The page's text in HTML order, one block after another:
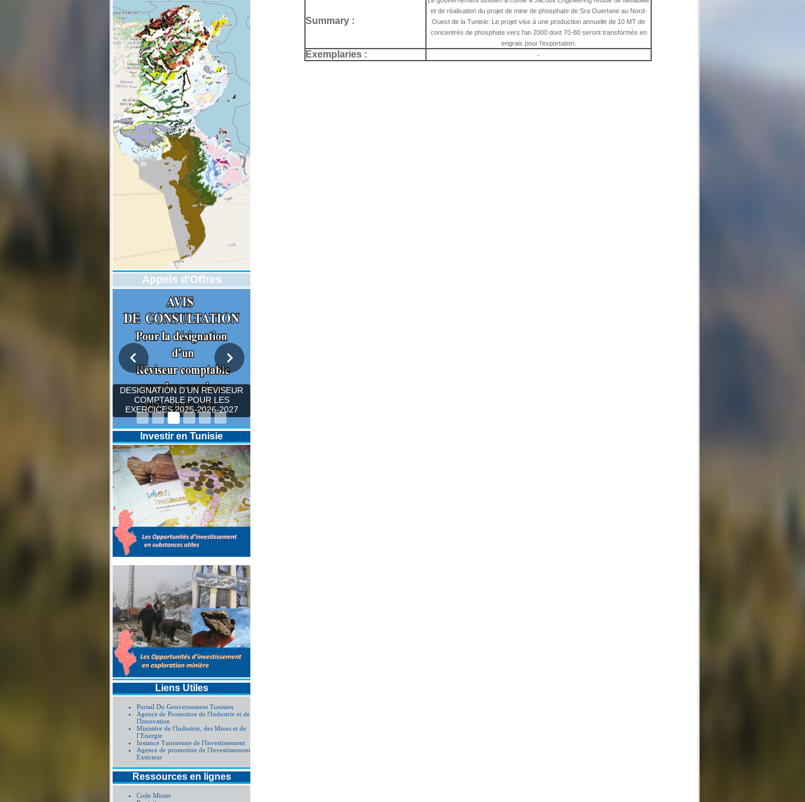
Appels d'Offres
DESIGNATION D’UN REVISEUR
COMPTABLE POUR LES
EXERCICES 2025-2026-2027
Investir en Tunisie
Liens Utiles
Portail Du Gouvernement Tunisien
Agence de Promotion de l'Industrie et de
l'Innovation
Ministère de l'Industrie, des Mines et de
l’Energie
Instance Tunisienne de l'Investissement
Agence de promotion de l'Investissement
Extérieur
Ressources en lignes
Code Minier
Summary :
et de réalisation du projet de mine de phosphate de Sra Ouertane au Nord-
Ouest de la Tunisie: Le projet vise à une production annuelle de 10 MT de
concentrés de phosphate vers l'an 2000 dont 70-80 seront transformés en
engrais pour l'exportation.
Exemplaries : -